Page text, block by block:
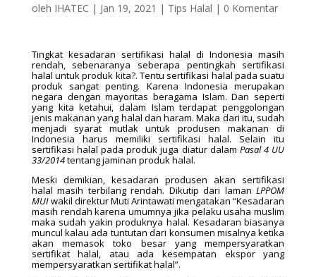
oleh IHATEC | Jan 19, 2021 | Tips Halal | 0 Komentar
Tingkat kesadaran sertifikasi halal di Indonesia masih
rendah, sebenaranya seberapa pentingkah sertifikasi
halal untuk produk kita?. Tentu sertifikasi halal pada suatu
produk sangat penting. Karena Indonesia merupakan
negara dengan mayoritas beragama Islam. Dan seperti
yang kita ketahui, dalam Islam terdapat penggolongan
jenis makanan yang halal dan haram. Maka dari itu, sudah
menjadi syarat mutlak untuk produsen makanan di
Indonesia harus memiliki sertifikasi halal. Selain itu
sertifikasi halal pada produk juga diatur dalam Pasal 4 UU
33/2014tentang jaminan produk halal.
Meski demikian, kesadaran produsen akan sertifikasi
halal masih terbilang rendah. Dikutip dari lamanLPPOM
MUIwakil direktur Muti Arintawati mengatakan “Kesadaran
masih rendah karena umumnya jika pelaku usaha muslim
maka sudah yakin produknya halal. Kesadaran biasanya
muncul kalau ada tuntutan dari konsumen misalnya ketika
akan memasok toko besar yang mempersyaratkan
sertifikat halal, atau ada kesempatan ekspor yang
mempersyaratkan sertifikat halal”.